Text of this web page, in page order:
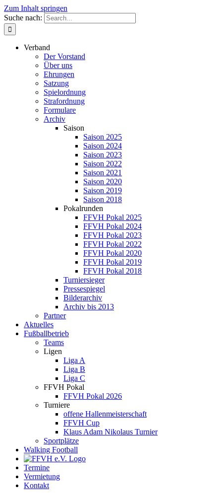
Zum Inhalt springen
Suche nach:
Verband
Der Vorstand
Über uns
Ehrungen
Satzung
Spielordnung
Strafordnung
Formulare
Archiv
Saison
Saison 2025
Saison 2024
Saison 2023
Saison 2022
Saison 2021
Saison 2020
Saison 2019
Saison 2018
Pokalrunden
FFVH Pokal 2025
FFVH Pokal 2024
FFVH Pokal 2023
FFVH Pokal 2022
FFVH Pokal 2020
FFVH Pokal 2019
FFVH Pokal 2018
Turniersieger
Pressespiegel
Bilderarchiv
Archiv bis 2013
Partner
Aktuelles
Fußballbetrieb
Teams
Ligen
Liga A
Liga B
Liga C
FFVH Pokal
FFVH Pokal 2026
Turniere
offene Hallenmeisterschaft
FFVH Cup
Klaus Adam Nikolaus Turnier
Sportplätze
Walking Football
Termine
Vermietung
Kontakt